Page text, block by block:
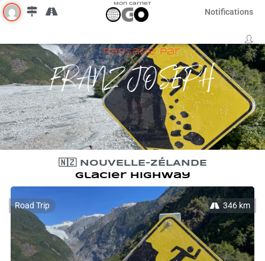
Mon Carnet
Notifications
Passage par
FRANZ JOSEPH
🇳🇿 NOUVELLE-ZÉLANDE
Glacier Highway
Road Trip 346 km